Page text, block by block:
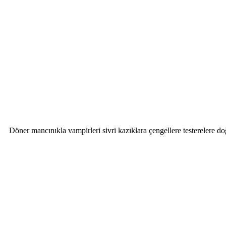
Döner mancınıkla vampirleri sivri kazıklara çengellere testerelere